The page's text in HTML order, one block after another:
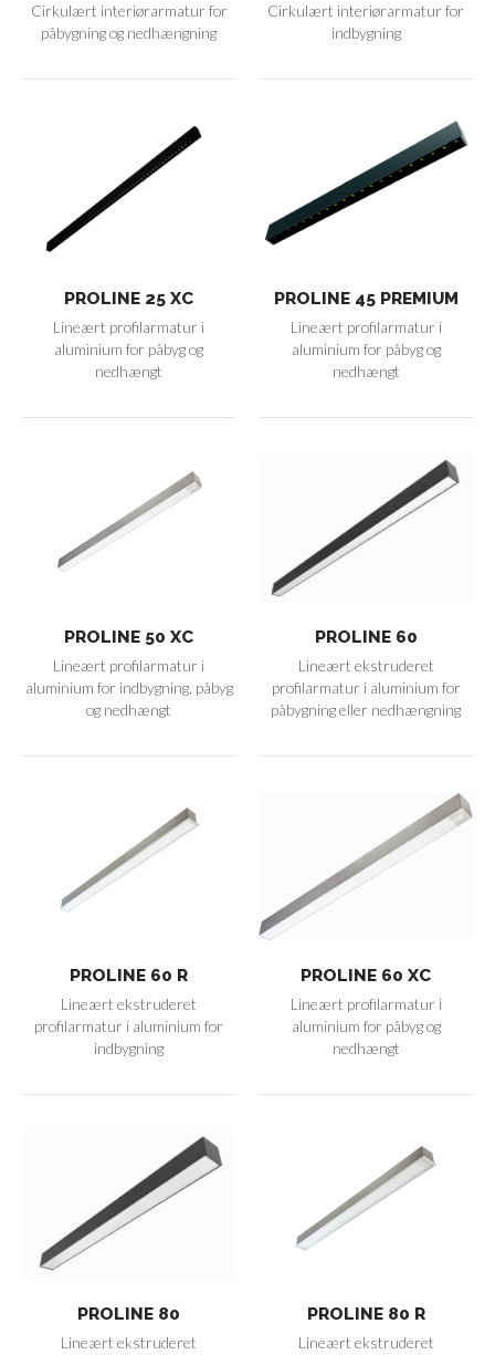
Cirkulært interiørarmatur for
påbygning og nedhængning
Cirkulært interiørarmatur for
indbygning
PROLINE 25 XC
Lineært profilarmatur i
aluminium for påbyg og
nedhængt
PROLINE 45 PREMIUM
Lineært profilarmatur i
aluminium for påbyg og
nedhængt
PROLINE 50 XC
Lineært profilarmatur i
aluminium for indbygning, påbyg
og nedhængt
PROLINE 60
Lineært ekstruderet
profilarmatur i aluminium for
påbygning eller nedhængning
PROLINE 60 R
Lineært ekstruderet
profilarmatur i aluminium for
indbygning
PROLINE 60 XC
Lineært profilarmatur i
aluminium for påbyg og
nedhængt
PROLINE 80
Lineært ekstruderet
PROLINE 80 R
Lineært ekstruderet